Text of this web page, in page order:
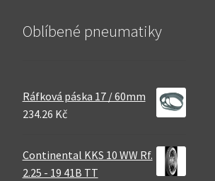
Oblíbené pneumatiky
Ráfková páska 17 / 60mm
234.26 Kč
Continental KKS 10 WW Rf.
2.25 - 19 41B TT